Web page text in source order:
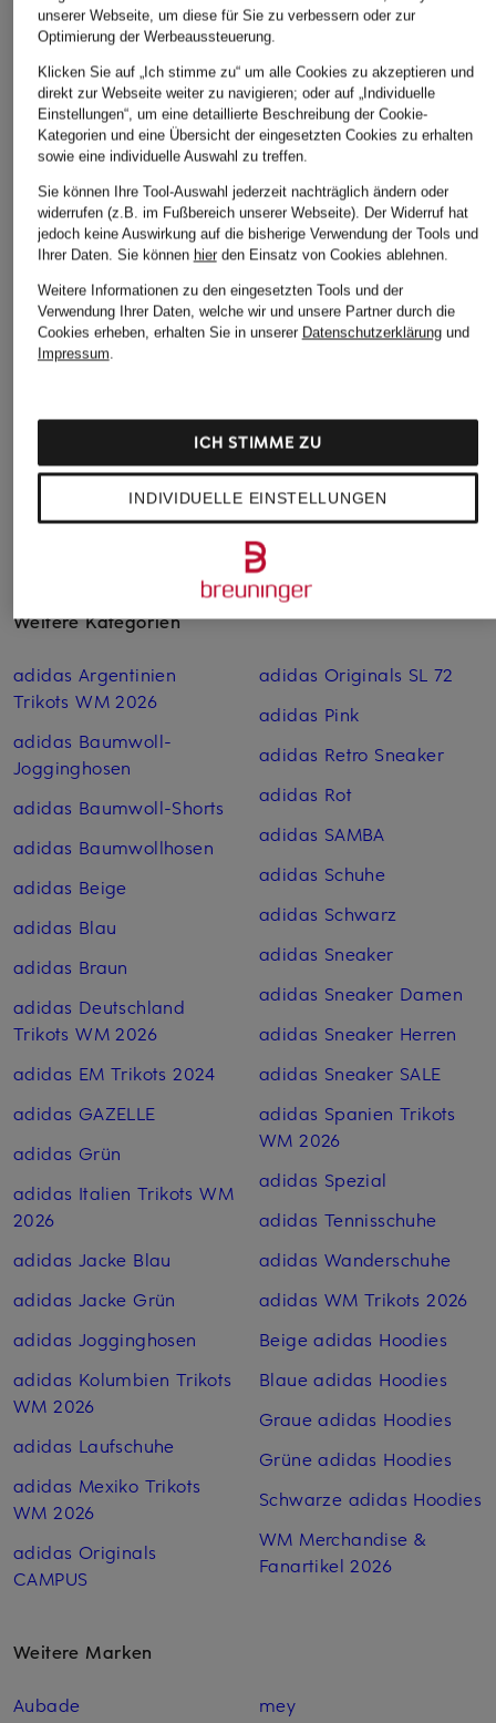
BOSS
Sneaker B ICON
210 €
SALOMON
Sneaker XT-PATHWAY
GTX
150 €
+Aktionsrabatt
Sneaker 2010
99,99 €
Weitere Kategorien
adidas Argentinien
Trikots WM 2026
adidas Baumwoll-
Jogginghosen
adidas Baumwoll-Shorts
adidas Baumwoll­hosen
adidas Beige
adidas Blau
adidas Braun
adidas Deutschland
Trikots WM 2026
adidas EM Trikots 2024
adidas GAZELLE
adidas Grün
adidas Italien Trikots WM
2026
adidas Jacke Blau
adidas Jacke Grün
adidas Jogginghosen
adidas Kolumbien Trikots
WM 2026
adidas Laufschuhe
adidas Mexiko Trikots
WM 2026
adidas Originals
CAMPUS
adidas Originals SL 72
adidas Pink
adidas Retro Sneaker
adidas Rot
adidas SAMBA
adidas Schuhe
adidas Schwarz
adidas Sneaker
adidas Sneaker Damen
adidas Sneaker Herren
adidas Sneaker SALE
adidas Spanien Trikots
WM 2026
adidas Spezial
adidas Tennisschuhe
adidas Wanderschuhe
adidas WM Trikots 2026
Beige adidas Hoodies
Blaue adidas Hoodies
Graue adidas Hoodies
Grüne adidas Hoodies
Schwarze adidas Hoodies
WM Merchandise &
Fanartikel 2026
Weitere Marken
Aubade
mey
unserer Webseite, um diese für Sie zu verbessern oder zur
Optimierung der Werbeaussteuerung.
Klicken Sie auf „Ich stimme zu“ um alle Cookies zu akzeptieren und
direkt zur Webseite weiter zu navigieren; oder auf „Individuelle
Einstellungen“, um eine detaillierte Beschreibung der Cookie-
Kategorien und eine Übersicht der eingesetzten Cookies zu erhalten
sowie eine individuelle Auswahl zu treffen.
Sie können Ihre Tool-Auswahl jederzeit nachträglich ändern oder
widerrufen (z.B. im Fußbereich unserer Webseite). Der Widerruf hat
jedoch keine Auswirkung auf die bisherige Verwendung der Tools und
Ihrer Daten. Sie können hierden Einsatz von Cookies ablehnen.
Weitere Informationen zu den eingesetzten Tools und der
Verwendung Ihrer Daten, welche wir und unsere Partner durch die
Cookies erheben, erhalten Sie in unserer Datenschutzerklärungund
Impressum.
INDIVIDUELLE EINSTELLUNGEN
ICH STIMME ZU